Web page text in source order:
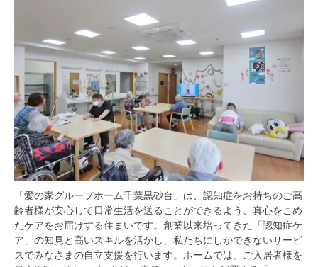
「愛の家グループホーム千葉黒砂台」は、認知症をお持ちのご高
齢者様が安心して日常生活を送ることができるよう、真心をこめ
たケアをお届けする住まいです。創業以来培ってきた「認知症ケ
ア」の知見と高いスキルを活かし、私たちにしかできないサービ
スでみなさまの自立支援を行います。ホームでは、ご入居者様を